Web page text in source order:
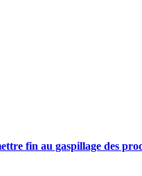
fin au gaspillage des